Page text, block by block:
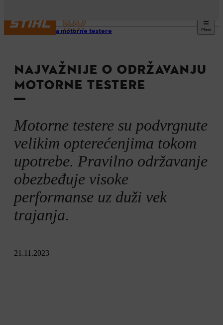
Meni
Saveti za motorne testere
NAJVAŽNIJE O ODRŽAVANJU
MOTORNE TESTERE
Motorne testere su podvrgnute
velikim opterećenjima tokom
upotrebe. Pravilno održavanje
obezbeđuje visoke
performanse uz duži vek
trajanja.
21.11.2023